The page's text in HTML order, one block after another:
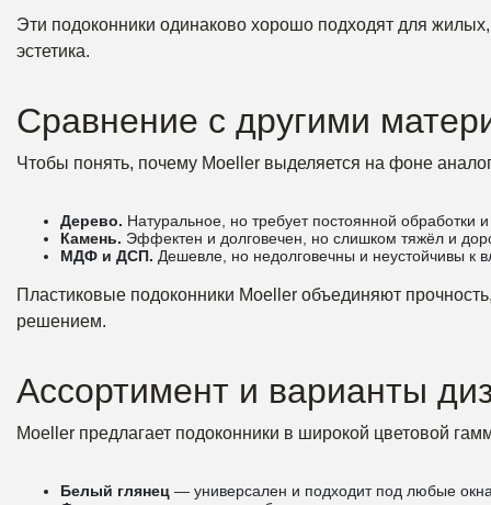
Эти подоконники одинаково хорошо подходят для
эстетика.
Сравнение с другими
Чтобы понять, почему Moeller выделяется на фоне
Дерево. Натуральное, но требует постоянной обработки
Камень. Эффектен и долговечен, но слишком тяжёл и
МДФ и ДСП. Дешевле, но недолговечны и неустойчивы к
Пластиковые подоконники Moeller объединяют
решением.
Ассортимент и варианты
Moeller предлагает подоконники в широкой цветовой
Белый глянец — универсален и подходит под любые